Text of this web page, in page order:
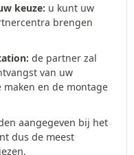
keuze: u kunt uw
brengen
de partner zal
van uw
en de montage
aangegeven bij het
dus de meest